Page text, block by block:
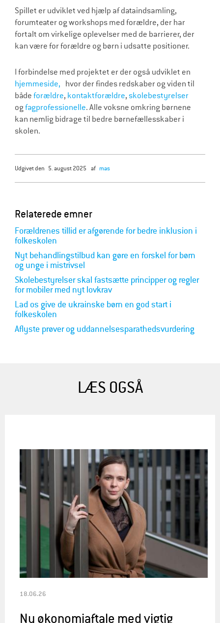
Spillet er udviklet ved hjælp af dataindsamling,
forumteater og workshops med forældre, der har
fortalt om virkelige oplevelser med de barrierer, der
kan være for forældre og børn i udsatte positioner.
I forbindelse med projektet er der også udviklet en
hjemmeside, hvor der findes redskaber og viden til
bådeforældre, kontaktforældre, skolebestyrelser
ogfagprofessionelle. Alle voksne omkring børnene
kan nemlig bidrage til bedre børnefællesskaber i
skolen.
udgivet den 5. august 2025 af mas
Relaterede emner
Forældrenes tillid er afgørende for bedre inklusion i
folkeskolen
Nyt behandlingstilbud kan gøre en forskel for børn
og unge i mistrivsel
Skolebestyrelser skal fastsætte principper og regler
for mobiler med nyt lovkrav
Lad os give de ukrainske børn en god start i
folkeskolen
Aflyste prøver og uddannelsesparathedsvurdering
LÆS OGSÅ
18.06.26
Ny økonomiaftale med vigtig